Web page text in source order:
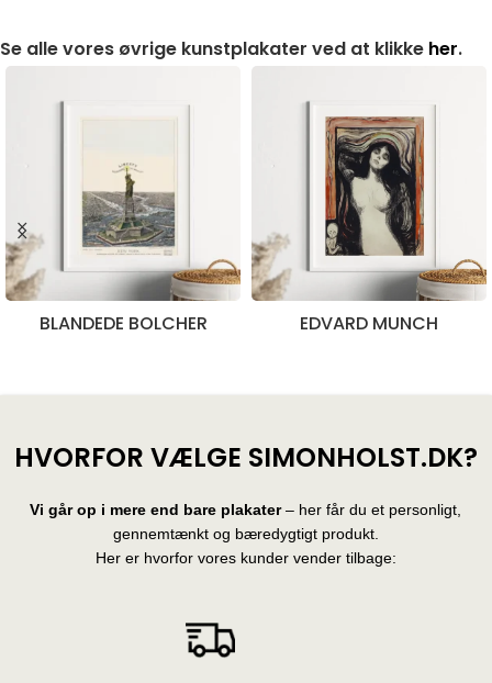
Se alle vores øvrige kunstplakater ved at klikke her.
BLANDEDE BOLCHER EDVARD MUNCH
HVORFOR VÆLGE SIMONHOLST.DK?
Vi går op i mere end bare plakater– her får du et personligt,
gennemtænkt og bæredygtigt produkt.
Her er hvorfor vores kunder vender tilbage: